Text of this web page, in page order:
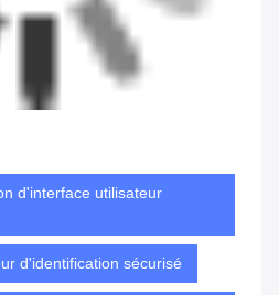
d'interface utilisateur
d'identification sécurisé